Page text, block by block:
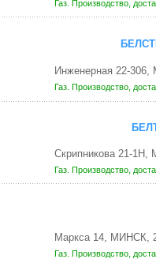
Газ. Производство,
Инженерная 22-
Газ. Производство,
Скрипникова 21-1Н,
Газ. Производство,
Маркса 14, МИНСК,
Газ. Производство,